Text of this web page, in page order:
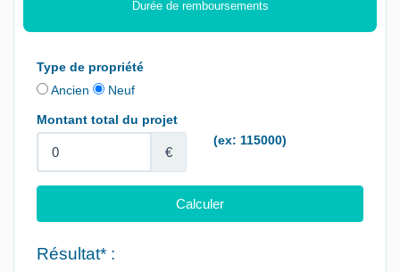
Durée de remboursements